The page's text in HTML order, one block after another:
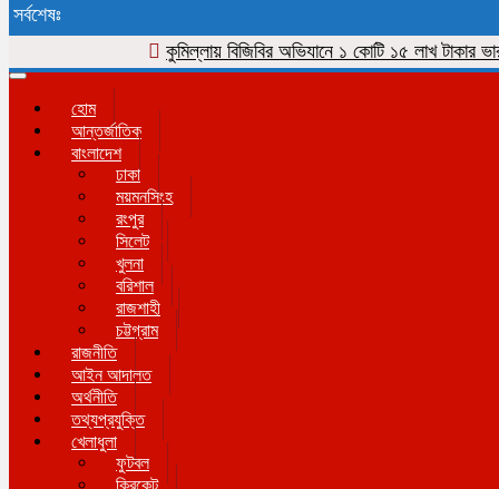
সর্বশেষঃ
কুমিল্লায় বিজিবির অভিযানে ১ কোটি ১৫ লাখ টাকার ভারতীয়
Toggle
হোম
আন্তর্জাতিক
বাংলাদেশ
ঢাকা
ময়মনসিংহ
রংপুর
সিলেট
খুলনা
বরিশাল
রাজশাহী
চট্টগ্রাম
রাজনীতি
আইন আদালত
অর্থনীতি
তথ্যপ্রযুক্তি
খেলাধুলা
ফুটবল
ক্রিকেট